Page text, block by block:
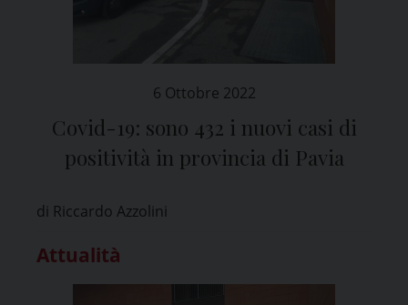
6 Ottobre 2022
Covid-19: sono 432 i nuovi casi di
positività in provincia di Pavia
di Riccardo Azzolini
Attualità